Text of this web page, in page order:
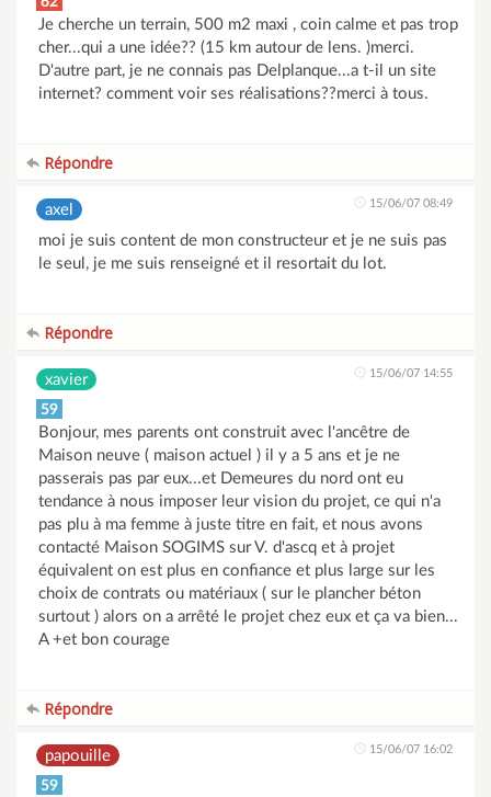
Je cherche un terrain, 500 m2 maxi , coin calme et pas trop
cher...qui a une idée?? (15 km autour de lens. )merci.
D'autre part, je ne connais pas Delplanque...a t-il un site
internet? comment voir ses réalisations??merci à tous.
Répondre
axel 15/06/07 08:49
moi je suis content de mon constructeur et je ne suis pas
le seul, je me suis renseigné et il resortait du lot.
Répondre
xavier 15/06/07 14:55
59
Bonjour, mes parents ont construit avec l'ancêtre de
Maison neuve ( maison actuel ) il y a 5 ans et je ne
passerais pas par eux...et Demeures du nord ont eu
tendance à nous imposer leur vision du projet, ce qui n'a
pas plu à ma femme à juste titre en fait, et nous avons
contacté Maison SOGIMS sur V. d'ascq et à projet
équivalent on est plus en confiance et plus large sur les
choix de contrats ou matériaux ( sur le plancher béton
surtout ) alors on a arrêté le projet chez eux et ça va bien...
A +et bon courage
Répondre
papouille 15/06/07 16:02
59